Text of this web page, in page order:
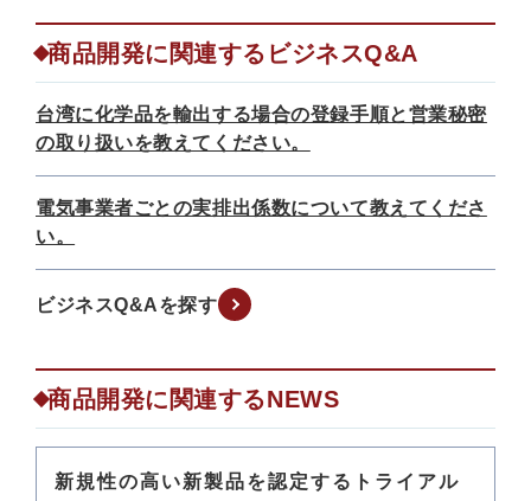
商品開発に関連するビジネスQ&A
台湾に化学品を輸出する場合の登録手順と営業秘密
の取り扱いを教えてください。
電気事業者ごとの実排出係数について教えてくださ
い。
ビジネスQ&Aを探す
商品開発に関連するNEWS
新規性の高い新製品を認定するトライアル